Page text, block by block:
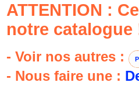
ATTENTION :
notre catalogue
- Voir nos autres :
- Nous faire une :